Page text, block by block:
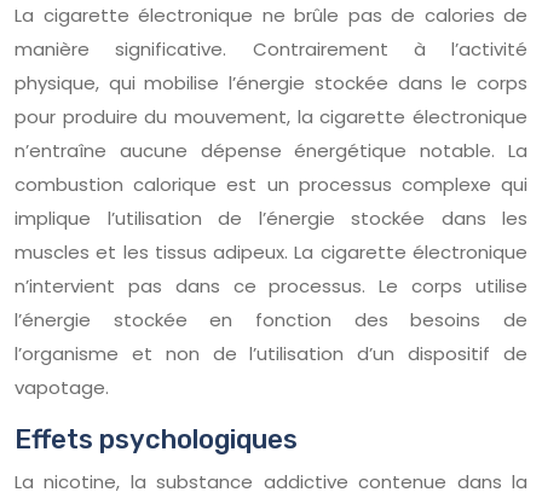
La cigarette électronique ne brûle pas de calories de
manière significative. Contrairement à l’activité
physique, qui mobilise l’énergie stockée dans le corps
pour produire du mouvement, la cigarette électronique
n’entraîne aucune dépense énergétique notable. La
combustion calorique est un processus complexe qui
implique l’utilisation de l’énergie stockée dans les
muscles et les tissus adipeux. La cigarette électronique
n’intervient pas dans ce processus. Le corps utilise
l’énergie stockée en fonction des besoins de
l’organisme et non de l’utilisation d’un dispositif de
vapotage.
Effets psychologiques
La nicotine, la substance addictive contenue dans la